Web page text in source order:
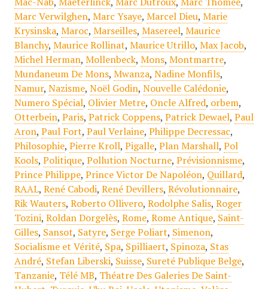
Marc Verwilghen, Marc Ysaye, Marcel Dieu, Marie
Krysinska, Maroc, Marseilles, Masereel, Maurice
Blanchy, Maurice Rollinat, Maurice Utrillo, Max Jacob,
Michel Herman, Mollenbeck, Mons, Montmartre,
Mundaneum De Mons, Mwanza, Nadine Monfils,
Namur, Nazisme, Noël Godin, Nouvelle Calédonie,
Numero Spécial, Olivier Metre, Oncle Alfred, orbem,
Otterbein, Paris, Patrick Coppens, Patrick Dewael, Paul
Aron, Paul Fort, Paul Verlaine, Philippe Decressac,
Philosophie, Pierre Kroll, Pigalle, Plan Marshall, Pol
Kools, Politique, Pollution Nocturne, Prévisionnisme,
Prince Philippe, Prince Victor De Napoléon, Quillard,
RAAL, René Cabodi, René Devillers, Révolutionnaire,
Rik Wauters, Roberto Ollivero, Rodolphe Salis, Roger
Tozini, Roldan Dorgelès, Rome, Rome Antique, Saint-
Gilles, Sansot, Satyre, Serge Poliart, Simenon,
Socialisme et Vérité, Spa, Spilliaert, Spinoza, Stas
André, Stefan Liberski, Suisse, Sureté Publique Belge,
Tanzanie, Télé MB, Théatre Des Galeries De Saint-